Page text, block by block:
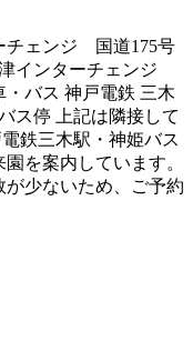
チェンジ 国道175号
インターチェンジ
・バス 神戸電鉄 三木
ス停 上記は隣接して
鉄三木駅・神姫バス
を案内しています。
少ないため、ご予約